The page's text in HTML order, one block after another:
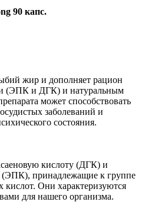
90 капс.
жир и дополняет рацион
(ЭПК и ДГК) и натуральным
может способствовать
заболеваний и
состояния.
кислоту (ДГК) и
(ЭПК), принадлежащие к группе
Они характеризуются
для нашего организма.